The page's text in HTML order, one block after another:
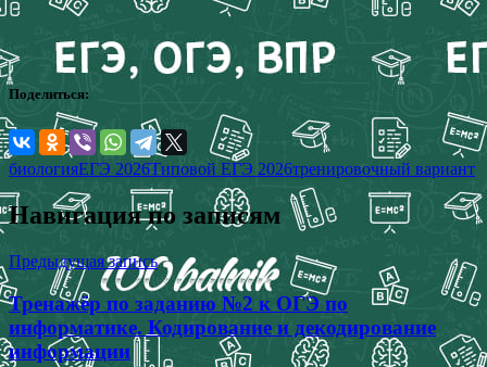
Поделиться:
биологияЕГЭ 2026Типовой ЕГЭ 2026тренировочный вариант
Навигация по записям
Предыдущая запись
Тренажёр по заданию №2 к ОГЭ по
информатике. Кодирование и декодирование
информации